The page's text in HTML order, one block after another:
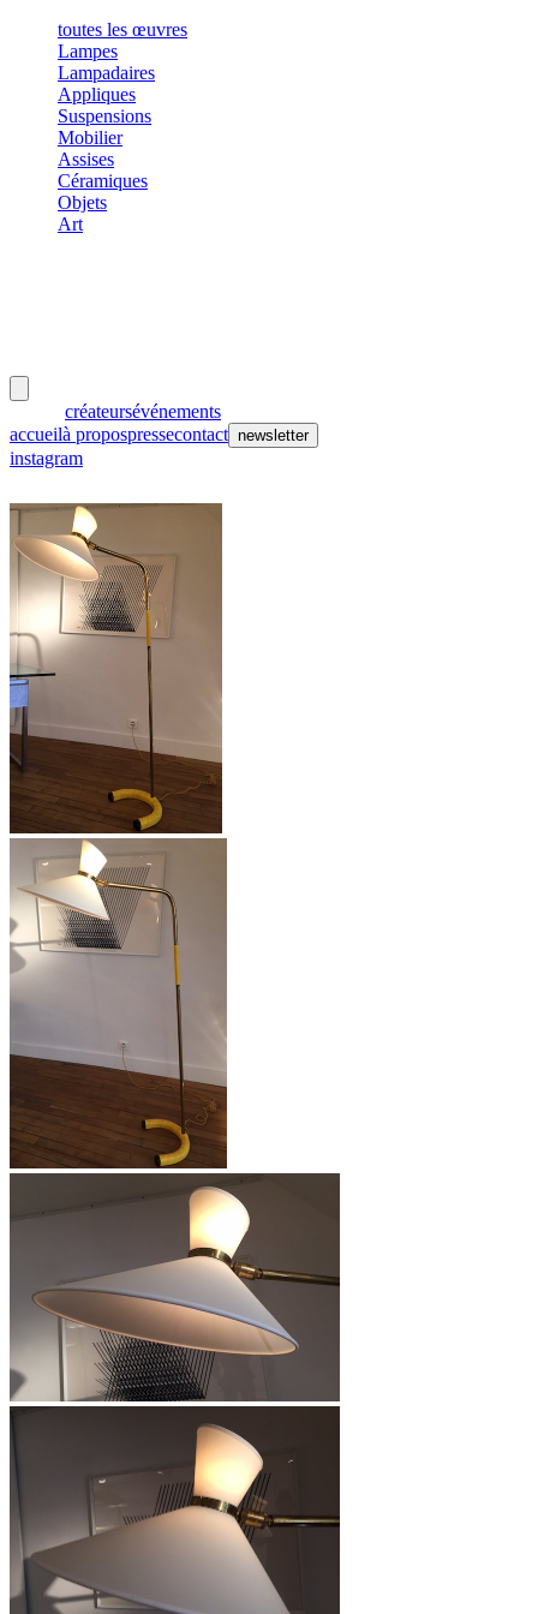
toutes les œuvres
Lampes
Lampadaires
Appliques
Suspensions
Mobilier
Assises
Céramiques
Objets
Art
créateursévénements
accueilà propospressecontact newsletter
instagram